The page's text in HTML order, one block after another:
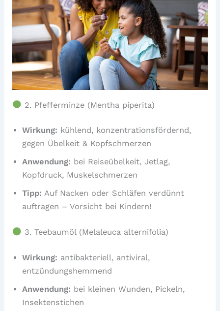
2. Pfefferminze (Mentha piperita)
Wirkung: kühlend, konzentrationsfördernd,
gegen Übelkeit & Kopfschmerzen
Anwendung: bei Reiseübelkeit, Jetlag,
Kopfdruck, Muskelschmerzen
Tipp: Auf Nacken oder Schläfen verdünnt
auftragen – Vorsicht bei Kindern!
3. Teebaumöl (Melaleuca alternifolia)
Wirkung: antibakteriell, antiviral,
entzündungshemmend
Anwendung: bei kleinen Wunden, Pickeln,
Insektenstichen